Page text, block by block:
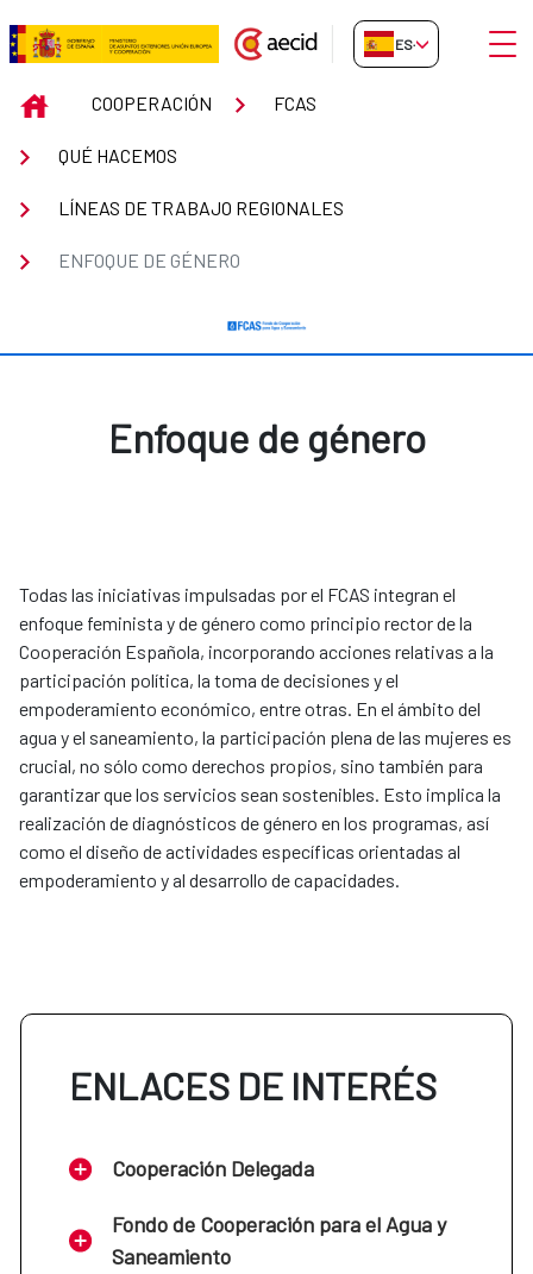
Saltar al contenido principal
Enfoque de género
ES-ES Abrir
INICIOCOOPERACIÓN FCAS
QUÉ HACEMOS
LÍNEAS DE TRABAJO REGIONALES
ENFOQUE DE GÉNERO
Enfoque de género
Todas las iniciativas impulsadas por el FCAS integran el
enfoque feminista y de género como principio rector de la
Cooperación Española, incorporando acciones relativas a la
participación política, la toma de decisiones y el
empoderamiento económico, entre otras. En el ámbito del
agua y el saneamiento, la participación plena de las mujeres es
crucial, no sólo como derechos propios, sino también para
garantizar que los servicios sean sostenibles. Esto implica la
realización de diagnósticos de género en los programas, así
como el diseño de actividades específicas orientadas al
empoderamiento y al desarrollo de capacidades.
ENLACES DE INTERÉS
Cooperación Delegada
Fondo de Cooperación para el Agua y
Saneamiento